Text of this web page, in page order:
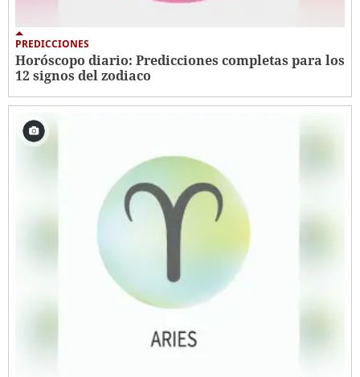
PREDICCIONES
Horóscopo diario: Predicciones completas para los
12 signos del zodiaco